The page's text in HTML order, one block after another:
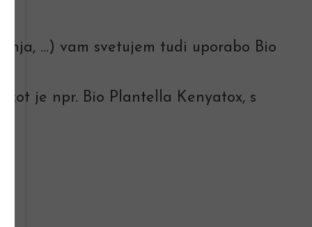
...) vam svetujem tudi uporabo Bio
je npr. Bio Plantella Kenyatox, s